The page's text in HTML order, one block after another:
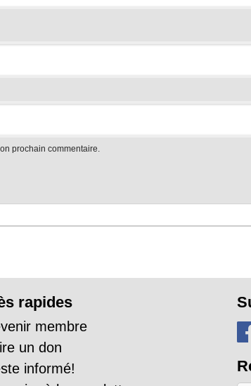
prochain commentaire.
rapides
membre
un don
informé!